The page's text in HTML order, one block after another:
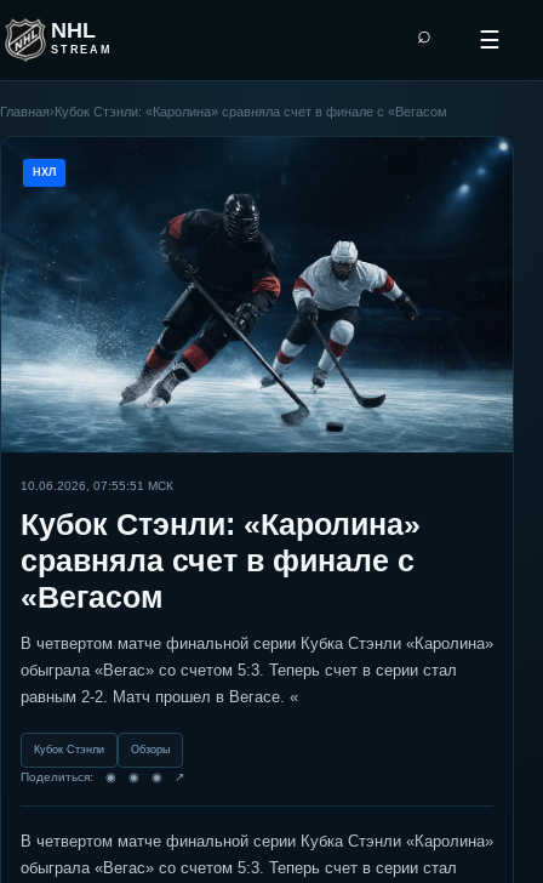
NHL
STREAM
⌕ ☰
Главная›Кубок Стэнли: «Каролина» сравняла счет в финале с «Вегасом
НХЛ
10.06.2026, 07:55:51 МСК
Кубок Стэнли: «Каролина»
сравняла счет в финале с
«Вегасом
В четвертом матче финальной серии Кубка Стэнли «Каролина»
обыграла «Вегас» со счетом 5:3. Теперь счет в серии стал
равным 2-2. Матч прошел в Вегасе. «
Кубок Стэнли Обзоры
Поделиться: ◉ ◉ ◉ ↗
В четвертом матче финальной серии Кубка Стэнли «Каролина»
обыграла «Вегас» со счетом 5:3. Теперь счет в серии стал